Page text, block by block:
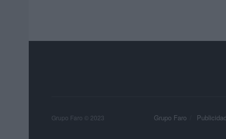
Grupo Faro Publicidad
Grupo Faro © 2023